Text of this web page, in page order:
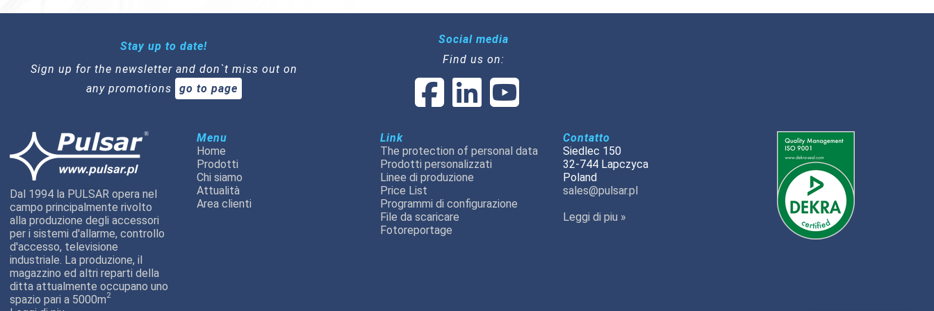
Stay up to date!
Sign up for the newsletter and don`t miss out on
any promotions
go to page
Social media
Find us on:
Dal 1994 la PULSAR opera nel
campo principalmente rivolto
alla produzione degli accessori
per i sistemi d'allarme, controllo
d'accesso, televisione
industriale. La produzione, il
magazzino ed altri reparti della
ditta attualmente occupano uno
spazio pari a 5000m2
Menu
Home
Prodotti
Chi siamo
Attualità
Area clienti
Link
The protection of personal data
Prodotti personalizzati
Linee di produzione
Price List
Programmi di configurazione
File da scaricare
Fotoreportage
Contatto
Siedlec 150
32-744 Lapczyca
Poland
sales@pulsar.pl
Leggi di piu »